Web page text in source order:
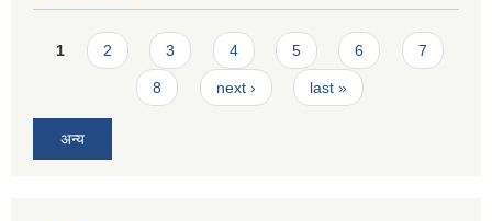
Pages
1 2 3 4 5 6 7
8 next › last »
अन्य